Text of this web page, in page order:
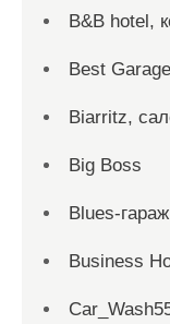
B&B hotel,
Best Garage
Biarritz,
Big Boss
Blues-гараж
Business